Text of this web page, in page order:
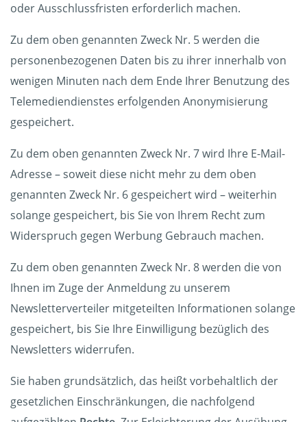
oder Ausschlussfristen erforderlich machen.
Zu dem oben genannten Zweck Nr. 5 werden die
personenbezogenen Daten bis zu ihrer innerhalb von
wenigen Minuten nach dem Ende Ihrer Benutzung des
Telemediendienstes erfolgenden Anonymisierung
gespeichert.
Zu dem oben genannten Zweck Nr. 7 wird Ihre E-Mail-
Adresse – soweit diese nicht mehr zu dem oben
genannten Zweck Nr. 6 gespeichert wird – weiterhin
solange gespeichert, bis Sie von Ihrem Recht zum
Widerspruch gegen Werbung Gebrauch machen.
Zu dem oben genannten Zweck Nr. 8 werden die von
Ihnen im Zuge der Anmeldung zu unserem
Newsletterverteiler mitgeteilten Informationen solange
gespeichert, bis Sie Ihre Einwilligung bezüglich des
Newsletters widerrufen.
Sie haben grundsätzlich, das heißt vorbehaltlich der
gesetzlichen Einschränkungen, die nachfolgend